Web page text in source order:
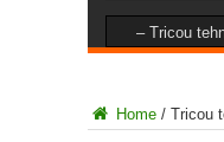
Home / Tricou